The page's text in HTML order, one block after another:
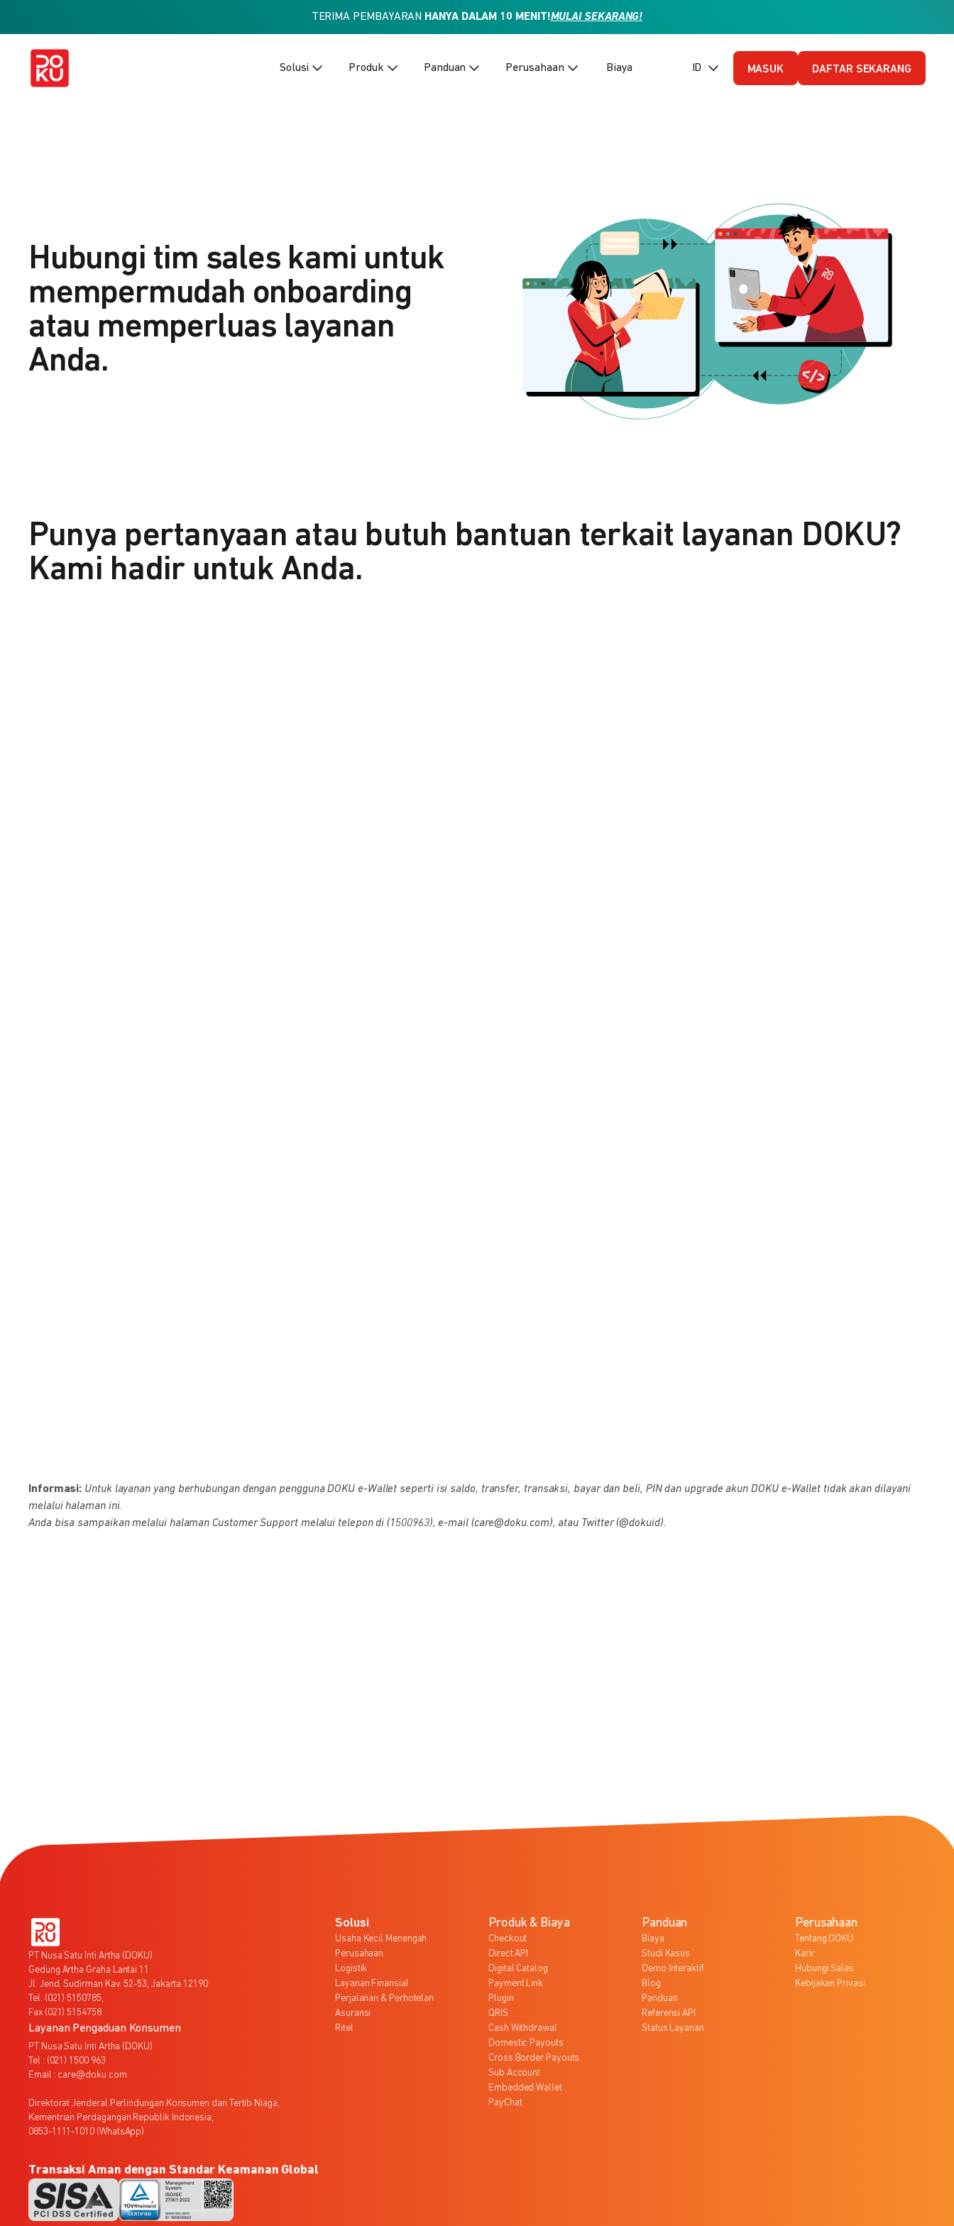
TERIMA PEMBAYARAN HANYA DALAM 10 MENIT!MULAI SEKARANG!
Solusi Produk Panduan Perusahaan Biaya ID (Bahasa Indonesia)
MASUK DAFTAR SEKARANG
Hubungi tim sales kami untuk
mempermudah onboarding
atau memperluas layanan
Anda.
Punya pertanyaan atau butuh bantuan terkait layanan DOKU?
Kami hadir untuk Anda.
Informasi: Untuk layanan yang berhubungan dengan pengguna DOKU e-Wallet seperti isi saldo, transfer, transaksi, bayar dan beli, PIN dan upgrade akun DOKU e-Wallet tidak akan dilayani
melalui halaman ini.
Anda bisa sampaikan melalui halaman Customer Support melalui telepon di (1500963), e-mail (care@doku.com), atau Twitter (@dokuid).
PT Nusa Satu Inti Artha (DOKU)
Gedung Artha Graha Lantai 11
Jl. Jend. Sudirman Kav. 52-53, Jakarta 12190
Tel. (021) 5150785,
Fax (021) 5154758
Layanan Pengaduan Konsumen
PT Nusa Satu Inti Artha (DOKU)
Tel : (021) 1500 963
Email : care@doku.com
Direktorat Jenderal Perlindungan Konsumen dan Tertib Niaga,
Kementrian Perdagangan Republik Indonesia,
0853-1111-1010 (WhatsApp)
Solusi
Usaha Kecil Menengah
Perusahaan
Logistik
Layanan Finansial
Perjalanan & Perhotelan
Asuransi
Ritel
Produk & Biaya
Checkout
Direct API
Digital Catalog
Payment Link
Plugin
QRIS
Cash Withdrawal
Domestic Payouts
Cross Border Payouts
Sub Account
Embedded Wallet
PayChat
Panduan
Biaya
Studi Kasus
Demo Interaktif
Blog
Panduan
Referensi API
Status Layanan
Perusahaan
Tentang DOKU
Karir
Hubungi Sales
Kebijakan Privasi
Transaksi Aman dengan Standar Keamanan Global